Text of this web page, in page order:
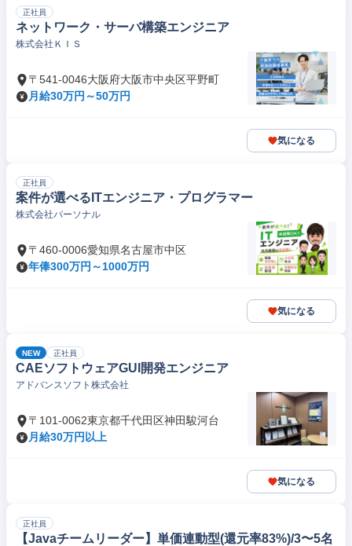
正社員
ネットワーク・サーバ構築エンジニア
株式会社ＫＩＳ
〒541-0046大阪府大阪市中央区平野町
月給30万円～50万円
気になる
正社員
案件が選べるITエンジニア・プログラマー
株式会社パーソナル
〒460-0006愛知県名古屋市中区
年俸300万円～1000万円
気になる
NEW 正社員
CAEソフトウェアGUI開発エンジニア
アドバンスソフト株式会社
〒101-0062東京都千代田区神田駿河台
月給30万円以上
気になる
正社員
【Javaチームリーダー】単価連動型(還元率83%)/3〜5名